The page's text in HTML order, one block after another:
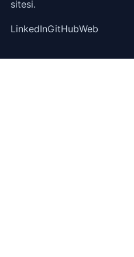
sitesi.
LinkedInGitHubWeb